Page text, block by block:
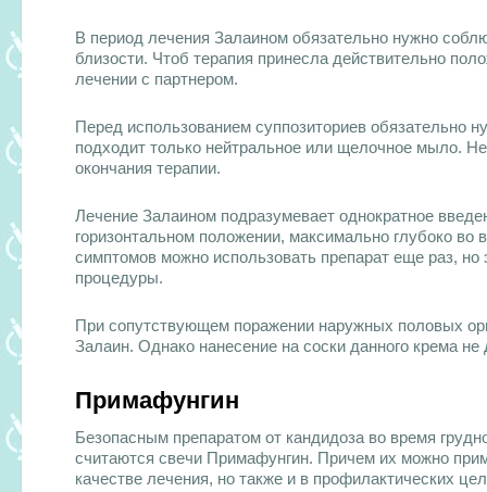
В период лечения Залаином обязательно нужно
близости. Чтоб терапия принесла действительно
лечении с партнером.
Перед использованием суппозиториев обязательно
подходит только нейтральное или щелочное мыло.
окончания терапии.
Лечение Залаином подразумевает однократное
горизонтальном положении, максимально глубоко
симптомов можно использовать препарат еще раз,
процедуры.
При сопутствующем поражении наружных половых
Залаин. Однако нанесение на соски данного крема не
Примафунгин
Безопасным препаратом от кандидоза во время
считаются свечи Примафунгин. Причем их можно
качестве лечения, но также и в профилактических